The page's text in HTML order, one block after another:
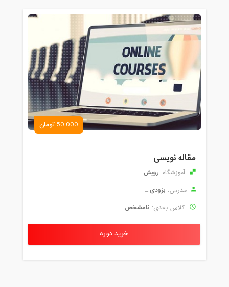
50,000 تومان
مقاله نویسی
آموزشگاه: رویش
مدرس: بزودی ...
کلاس بعدی: نامشخص
خرید دوره